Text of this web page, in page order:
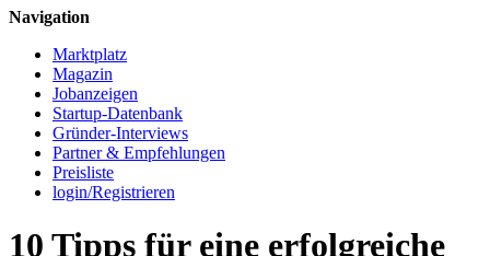
Navigation
Marktplatz
Magazin
Jobanzeigen
Startup-Datenbank
Gründer-Interviews
Partner & Empfehlungen
Preisliste
login/Registrieren
10 Tipps für eine erfolgreiche